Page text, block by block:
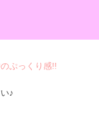
ぷっくり感!!
♪